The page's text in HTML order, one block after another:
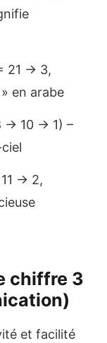
21 → 3,
en arabe
→ 10 → 1) –
→ 2,
chiffre 3
et facilité